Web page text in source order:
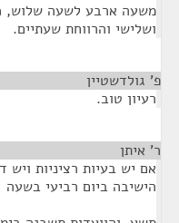
משעה ארבע לשעה שלוש,
ושלישי והרווחת שעתיים.
פ' גולדשטיין
רעיון טוב.
ר' איתן
אם יש בעיות רציניות
הישיבה ביום רביעי בשעה